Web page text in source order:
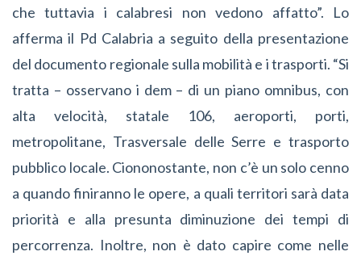
che tuttavia i calabresi non vedono affatto”. Lo
afferma il Pd Calabria a seguito della presentazione
del documento regionale sulla mobilità e i trasporti. “Si
tratta – osservano i dem – di un piano omnibus, con
alta velocità, statale 106, aeroporti, porti,
metropolitane, Trasversale delle Serre e trasporto
pubblico locale. Ciononostante, non c’è un solo cenno
a quando finiranno le opere, a quali territori sarà data
priorità e alla presunta diminuzione dei tempi di
percorrenza. Inoltre, non è dato capire come nelle